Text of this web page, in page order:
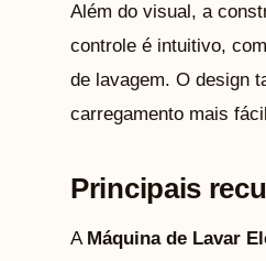
Além do visual, a
controle é intuitivo,
de lavagem. O design
carregamento mais
Principais
A Máquina de Lavar